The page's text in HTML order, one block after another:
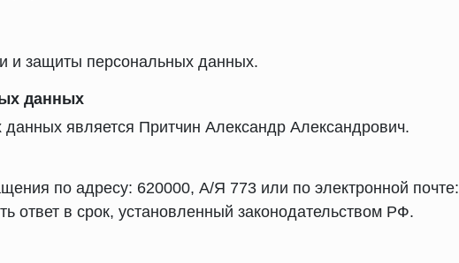
и защиты персональных данных.
данных
является Притчин Александр Александрович.
по адресу: 620000, А/Я 773 или по электронной почте:
ответ в срок, установленный законодательством РФ.